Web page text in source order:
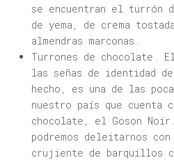
se encuentran el turrón
de yema, de crema
almendras marconas.
Turrones de chocolate.
las señas de identidad
hecho, es una de las
nuestro país que cuenta
chocolate, el Goson
podremos deleitarnos
crujiente de barquillos